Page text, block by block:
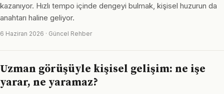
kazanıyor. Hızlı tempo içinde dengeyi bulmak, kişisel huzurun da
anahtarı haline geliyor.
6 Haziran 2026 · Güncel Rehber
Uzman görüşüyle kişisel gelişim: ne işe
yarar, ne yaramaz?